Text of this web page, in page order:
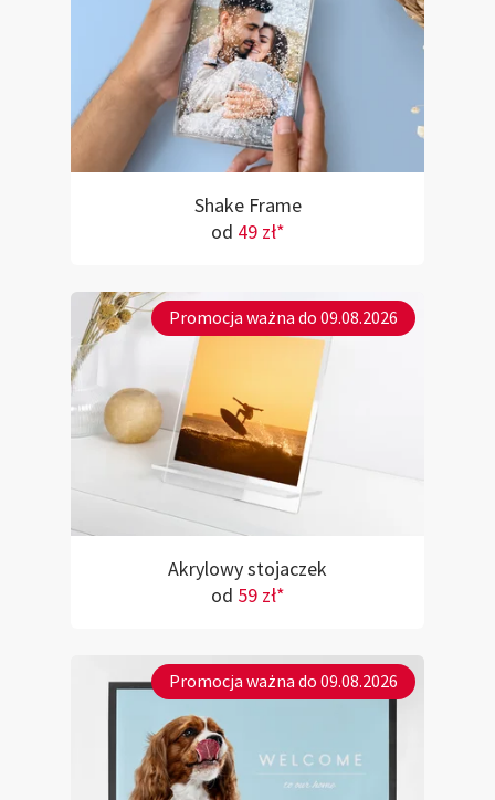
Shake Frame
od 49 zł*
Promocja ważna do 09.08.2026
Akrylowy stojaczek
od 59 zł*
Promocja ważna do 09.08.2026